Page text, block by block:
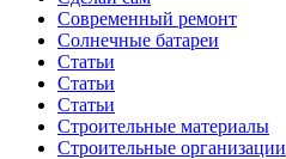
Современный ремонт
Солнечные батареи
Статьи
Статьи
Статьи
Строительные материалы
Строительные организации